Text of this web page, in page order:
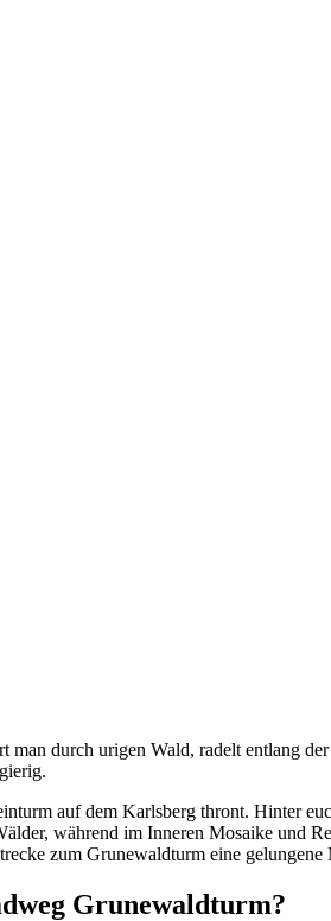
durch urigen Wald, radelt entlang
auf dem Karlsberg thront. Hinter
während im Inneren Mosaike und
zum Grunewaldturm eine
Grunewaldturm?